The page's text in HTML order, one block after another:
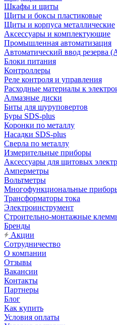
Шкафы и щиты
Щиты и боксы пластиковые
Щиты и корпуса металлические
Аксессуары и комплектующие
Промышленная автоматизация
Автоматический ввод резерва
Блоки питания
Контроллеры
Реле контроля и управления
Расходные материалы к
Алмазные диски
Биты для шуруповертов
Буры SDS-plus
Коронки по металлу
Насадки SDS-plus
Сверла по металлу
Измерительные приборы
Аксессуары для щитовых
Амперметры
Вольтметры
Многофункциональные
Трансформаторы тока
Электроинструмент
Строительно-монтажные
Бренды
Акции
Сотрудничество
О компании
Отзывы
Вакансии
Контакты
Партнеры
Блог
Как купить
Условия оплаты